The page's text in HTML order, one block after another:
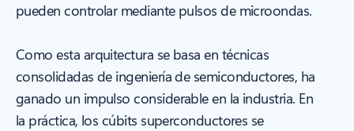
pueden controlar mediante pulsos de microondas.
Como esta arquitectura se basa en técnicas
consolidadas de ingeniería de semiconductores, ha
ganado un impulso considerable en la industria. En
la práctica, los cúbits superconductores se